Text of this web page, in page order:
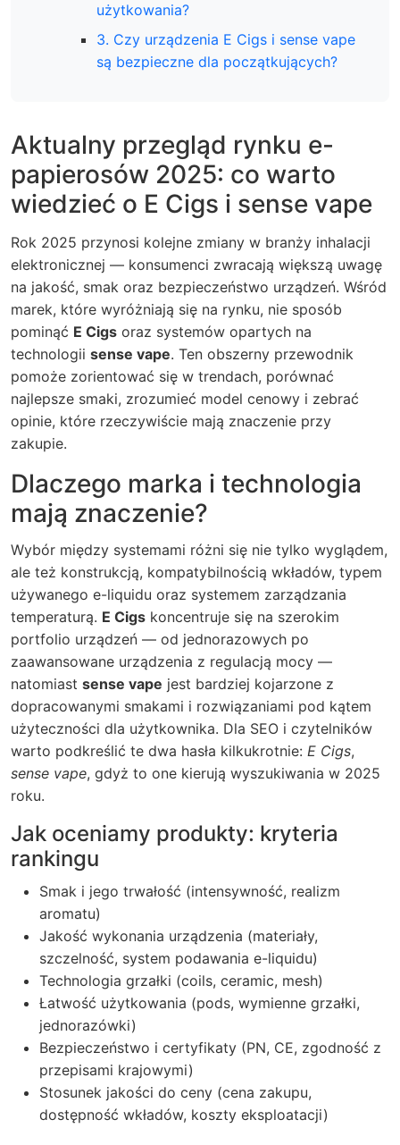
użytkowania?
3. Czy urządzenia E Cigs i sense vape
są bezpieczne dla początkujących?
Aktualny przegląd rynku e-
papierosów 2025: co warto
wiedzieć o E Cigs i sense vape
Rok 2025 przynosi kolejne zmiany w branży inhalacji
elektronicznej — konsumenci zwracają większą uwagę
na jakość, smak oraz bezpieczeństwo urządzeń. Wśród
marek, które wyróżniają się na rynku, nie sposób
pominąć E Cigs oraz systemów opartych na
technologii sense vape. Ten obszerny przewodnik
pomoże zorientować się w trendach, porównać
najlepsze smaki, zrozumieć model cenowy i zebrać
opinie, które rzeczywiście mają znaczenie przy
zakupie.
Dlaczego marka i technologia
mają znaczenie?
Wybór między systemami różni się nie tylko wyglądem,
ale też konstrukcją, kompatybilnością wkładów, typem
używanego e-liquidu oraz systemem zarządzania
temperaturą. E Cigs koncentruje się na szerokim
portfolio urządzeń — od jednorazowych po
zaawansowane urządzenia z regulacją mocy —
natomiast sense vape jest bardziej kojarzone z
dopracowanymi smakami i rozwiązaniami pod kątem
użyteczności dla użytkownika. Dla SEO i czytelników
warto podkreślić te dwa hasła kilkukrotnie: E Cigs,
sense vape, gdyż to one kierują wyszukiwania w 2025
roku.
Jak oceniamy produkty: kryteria
rankingu
Smak i jego trwałość (intensywność, realizm
aromatu)
Jakość wykonania urządzenia (materiały,
szczelność, system podawania e-liquidu)
Technologia grzałki (coils, ceramic, mesh)
Łatwość użytkowania (pods, wymienne grzałki,
jednorazówki)
Bezpieczeństwo i certyfikaty (PN, CE, zgodność z
przepisami krajowymi)
Stosunek jakości do ceny (cena zakupu,
dostępność wkładów, koszty eksploatacji)